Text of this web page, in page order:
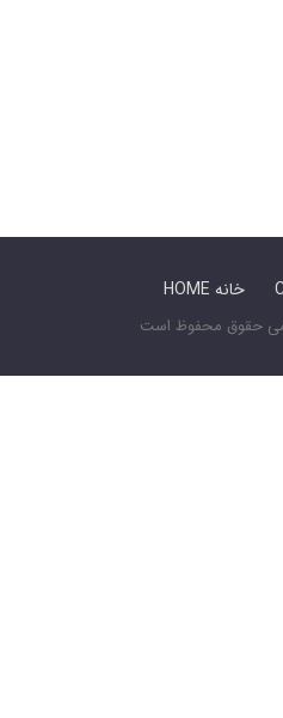
HOME خانه